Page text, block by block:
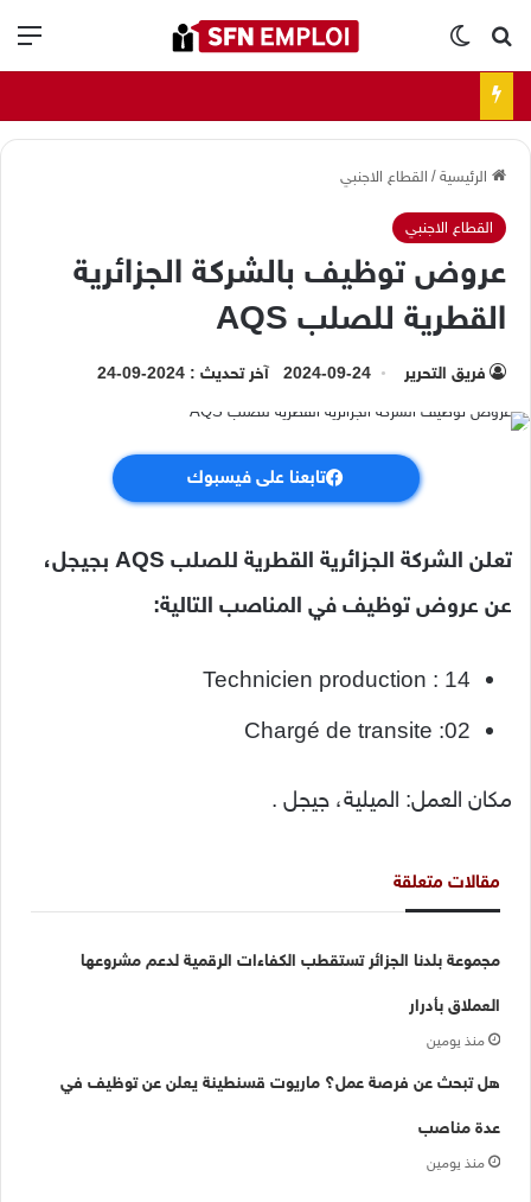
بحث عنالوضع المظلم
الرئيسية/ القطاع الاجنبي
القطاع الاجنبي
عروض توظيف بالشركة الجزائرية
القطرية للصلب AQS
فريق التحرير 2024-09-24 آخر تحديث : 2024-09-24
تابعنا على فيسبوك
تعلن الشركة الجزائرية القطرية للصلب AQS بجيجل،
عن عروض توظيف في المناصب التالية:
Technicien production : 14
Chargé de transite :02
مكان العمل: الميلية، جيجل .
مقالات متعلقة
مجموعة بلدنا الجزائر تستقطب الكفاءات الرقمية لدعم مشروعها
العملاق بأدرار
منذ يومين
هل تبحث عن فرصة عمل؟ ماريوت قسنطينة يعلن عن توظيف في
عدة مناصب
منذ يومين